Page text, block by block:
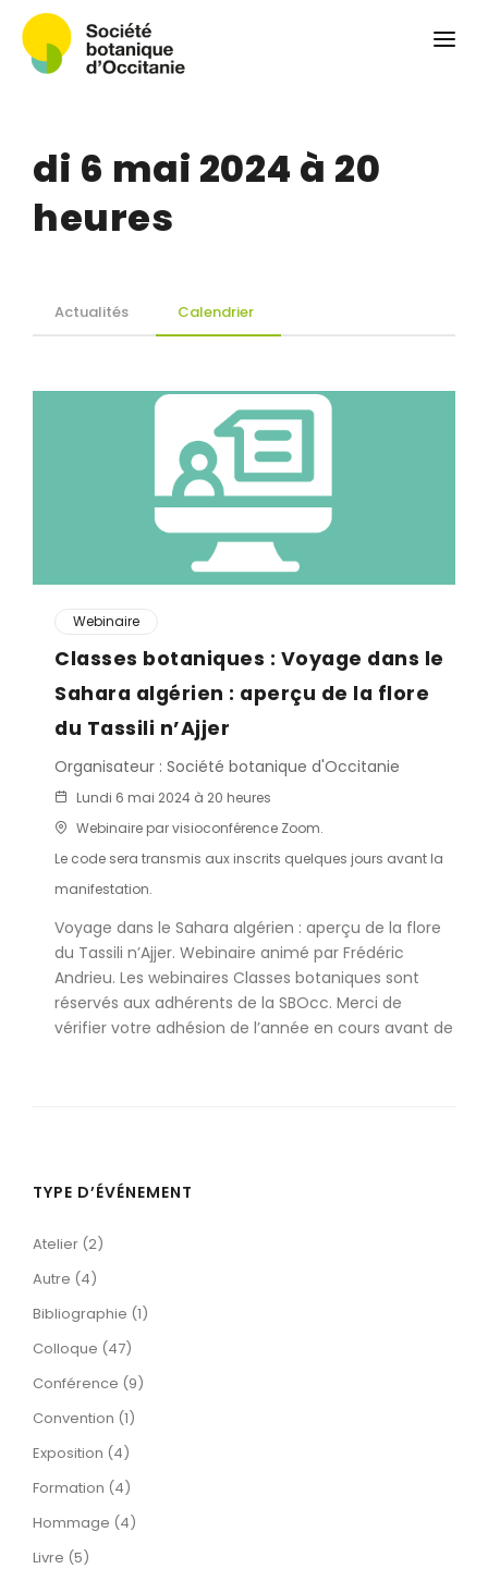
Colloque
Actualités et calendrier
Contact
di 6 mai 2024 à 20
heures
Actualités Calendrier
Webinaire
Classes botaniques : Voyage dans le
Sahara algérien : aperçu de la flore
du Tassili n’Ajjer
Organisateur : Société botanique d'Occitanie
Lundi 6 mai 2024 à 20 heures
Webinaire par visioconférence Zoom.
Le code sera transmis aux inscrits quelques jours avant la
manifestation.
Voyage dans le Sahara algérien : aperçu de la flore
du Tassili n’Ajjer. Webinaire animé par Frédéric
Andrieu. Les webinaires Classes botaniques sont
réservés aux adhérents de la SBOcc. Merci de
vérifier votre adhésion de l’année en cours avant de
TYPE D’ÉVÉNEMENT
Atelier (2)
Autre (4)
Bibliographie (1)
Colloque (47)
Conférence (9)
Convention (1)
Exposition (4)
Formation (4)
Hommage (4)
Livre (5)